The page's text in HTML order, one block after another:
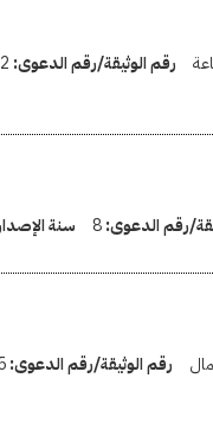
رقم الوثيقة/رقم الدعوى: 2
رقم الدعوى:8 سنة
رقم الوثيقة/رقم الدعوى: